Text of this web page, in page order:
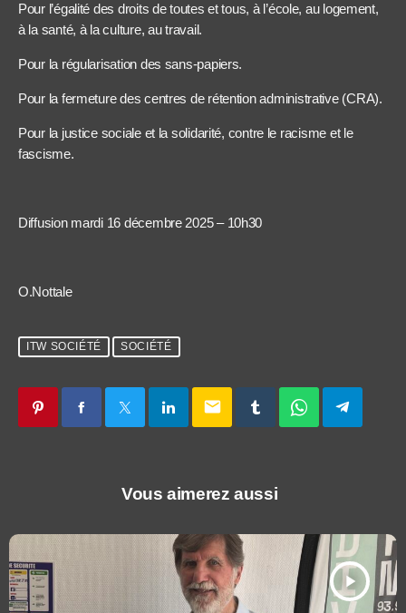
Pour l’égalité des droits de toutes et tous, à l’école, au logement,
à la santé, à la culture, au travail.
Pour la régularisation des sans-papiers.
Pour la fermeture des centres de rétention administrative (CRA).
Pour la justice sociale et la solidarité, contre le racisme et le
fascisme.
Diffusion mardi 16 décembre 2025 – 10h30
O.Nottale
ITW SOCIÉTÉ SOCIÉTÉ
email
Vous aimerez aussi
play_arrow